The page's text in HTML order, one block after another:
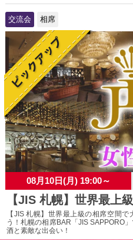
交流会 相席
08月10日(月) 19:00～
【JIS 札幌】世界最上
【JIS 札幌】世界最上級の相席空間で
う！札幌の相席BAR「JIS SAPPORO
酒と素敵な出会い！